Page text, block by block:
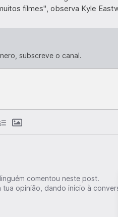
filmes", observa Kyle
subscreve o canal.
comentou neste post.
tua opinião, dando início à